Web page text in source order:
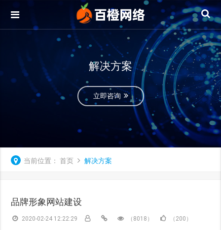
解决方案
立即咨询
当前位置： 首页 解决方案
品牌形象网站建设
2020-02-24 12:22:29 （8018） （200）